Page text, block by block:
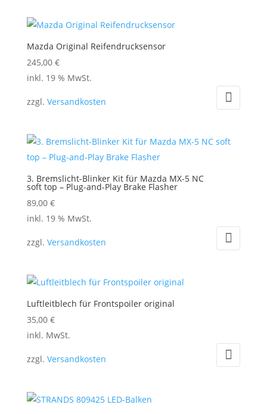
Varianten
Die
Optionen
können
auf
gewählt
werden
Mazda Original Reifendrucksensor
245,00 €
inkl. 19 % MwSt.
zzgl. Versandkosten
3. Bremslicht-Blinker Kit für Mazda MX-5 NC
soft top – Plug-and-Play Brake Flasher
89,00 €
inkl. 19 % MwSt.
zzgl. Versandkosten
Luftleitblech für Frontspoiler original
35,00 €
Dieses
weist
Varianten
inkl. MwSt.
zzgl. Versandkosten